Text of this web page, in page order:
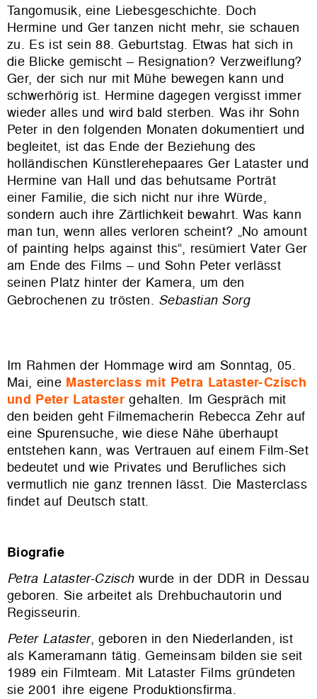
Tangomusik, eine Liebesgeschichte. Doch
Hermine und Ger tanzen nicht mehr, sie schauen
zu. Es ist sein 88. Geburtstag. Etwas hat sich in
die Blicke gemischt – Resignation? Verzweiflung?
Ger, der sich nur mit Mühe bewegen kann und
schwerhörig ist. Hermine dagegen vergisst immer
wieder alles und wird bald sterben. Was ihr Sohn
Peter in den folgenden Monaten dokumentiert und
begleitet, ist das Ende der Beziehung des
holländischen Künstlerehepaares Ger Lataster und
Hermine van Hall und das behutsame Porträt
einer Familie, die sich nicht nur ihre Würde,
sondern auch ihre Zärtlichkeit bewahrt. Was kann
man tun, wenn alles verloren scheint? „No amount
of painting helps against this“, resümiert Vater Ger
am Ende des Films – und Sohn Peter verlässt
seinen Platz hinter der Kamera, um den
Gebrochenen zu trösten. Sebastian Sorg
Im Rahmen der Hommage wird am Sonntag, 05.
Mai, eine Masterclass mit Petra Lataster-Czisch
und Peter Lataster gehalten. Im Gespräch mit
den beiden geht Filmemacherin Rebecca Zehr auf
eine Spurensuche, wie diese Nähe überhaupt
entstehen kann, was Vertrauen auf einem Film-Set
bedeutet und wie Privates und Berufliches sich
vermutlich nie ganz trennen lässt. Die Masterclass
findet auf Deutsch statt.
Biografie
Petra Lataster-Czischwurde in der DDR in Dessau
geboren. Sie arbeitet als Drehbuchautorin und
Regisseurin.
Peter Lataster, geboren in den Niederlanden, ist
als Kameramann tätig. Gemeinsam bilden sie seit
1989 ein Filmteam. Mit Lataster Films gründeten
sie 2001 ihre eigene Produktionsfirma.